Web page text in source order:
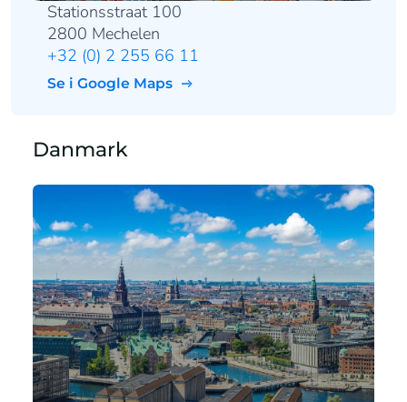
Stationsstraat 100
2800 Mechelen
+32 (0) 2 255 66 11
Se i Google Maps
Danmark